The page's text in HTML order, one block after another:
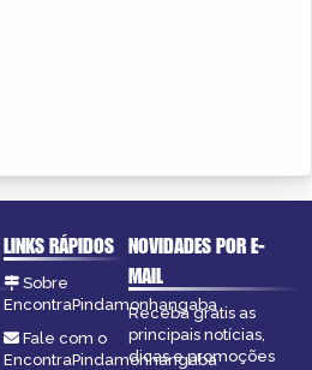
LINKS RÁPIDOS
Sobre
EncontraPindamonhangaba
Fale com o
EncontraPindamonhangaba
NOVIDADES POR E-
MAIL
Receba grátis as
principais notícias,
dicas e promoções